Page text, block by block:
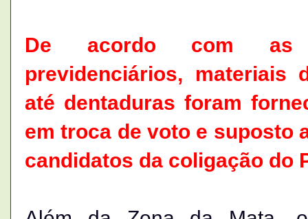
De acordo com as
previdenciários, materiais
até dentaduras foram
em troca de voto e suposto
candidatos da coligação do